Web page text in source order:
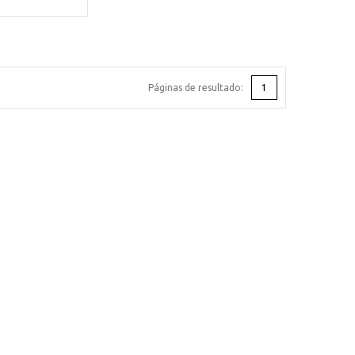
1
Páginas de resultado: